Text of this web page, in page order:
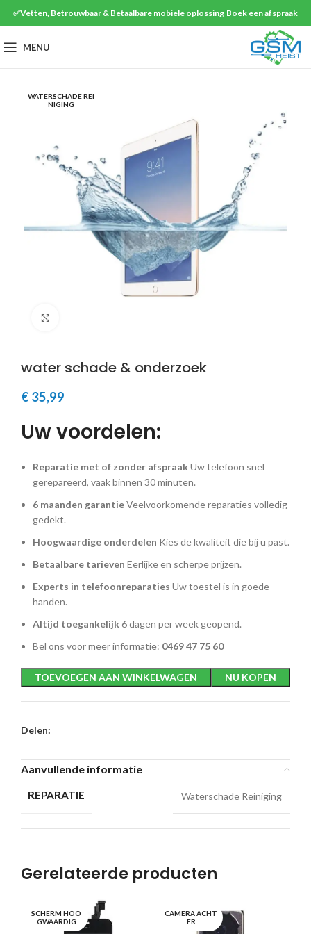
✅Vetten, Betrouwbaar & Betaalbare mobiele oplossing Boek een afspraak
MENU
WATERSCHADE REI
NIGING
water schade & onderzoek
€ 35,99
Uw voordelen:
Reparatie met of zonder afspraakUw telefoon snel
gerepareerd, vaak binnen 30 minuten.
6 maanden garantieVeelvoorkomende reparaties volledig
gedekt.
Hoogwaardige onderdelen Kies de kwaliteit die bij u past.
Betaalbare tarieven Eerlijke en scherpe prijzen.
Experts in telefoonreparaties Uw toestel is in goede
handen.
Altijd toegankelijk6 dagen per week geopend.
Bel ons voor meer informatie: 0469 47 75 60
TOEVOEGEN AAN WINKELWAGEN NU KOPEN
Delen:
Aanvullende informatie
REPARATIE Waterschade Reiniging
Gerelateerde producten
SCHERM HOO
GWAARDIG
CAMERA ACHT
ER